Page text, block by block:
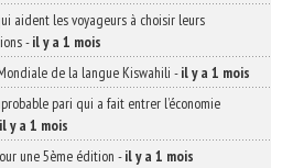
aident les voyageurs à choisir leurs
-il y a 1 mois
de la langue Kiswahili -il y a 1 mois
pari qui a fait entrer l’économie
il y a 1 mois
une 5ème édition -il y a 1 mois